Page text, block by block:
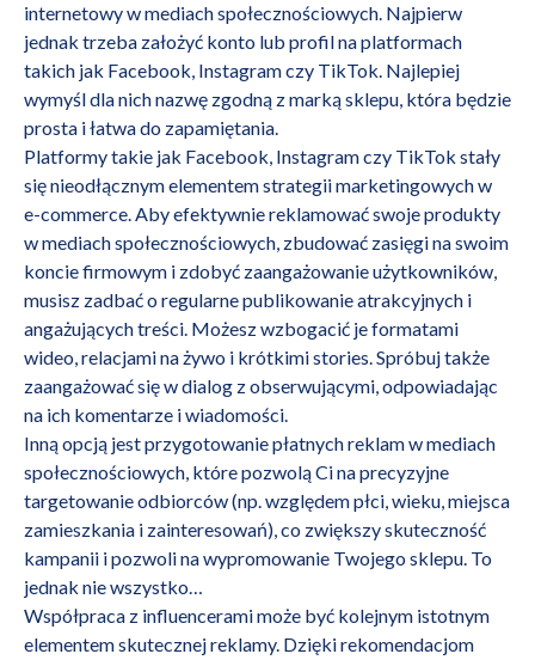
internetowy w mediach społecznościowych. Najpierw
jednak trzeba założyć konto lub profil na platformach
takich jak Facebook, Instagram czy TikTok. Najlepiej
wymyśl dla nich nazwę zgodną z marką sklepu, która będzie
prosta i łatwa do zapamiętania.
Platformy takie jak Facebook, Instagram czy TikTok stały
się nieodłącznym elementem strategii marketingowych w
e-commerce. Aby efektywnie reklamować swoje produkty
wmediach społecznościowych, zbudować zasięgi na swoim
koncie firmowym i zdobyć zaangażowanie użytkowników,
musisz zadbać o regularne publikowanie atrakcyjnych i
angażujących treści. Możesz wzbogacić je formatami
wideo, relacjami na żywo i krótkimi stories. Spróbuj także
zaangażować się w dialog z obserwującymi, odpowiadając
na ich komentarze i wiadomości.
Inną opcją jest przygotowanie płatnychreklamw mediach
społecznościowych, które pozwolą Ci na precyzyjne
targetowanie odbiorców (np. względem płci, wieku, miejsca
zamieszkania i zainteresowań), co zwiększy skuteczność
kampanii i pozwoli na wypromowanie Twojego sklepu. To
jednak nie wszystko…
Współpraca z influenceramimoże być kolejnym istotnym
elementem skutecznej reklamy. Dzięki rekomendacjom